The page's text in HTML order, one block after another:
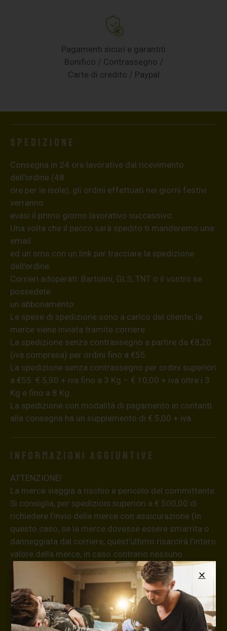
Pagamenti sicuri e garantiti
Bonifico / Contrassegno /
Carte di credito / Paypal
Spedizione
Consegna in 24 ore lavorative dal ricevimento
dell’ordine (48
ore per le isole), gli ordini effettuati nei giorni festivi
verranno
evasi il primo giorno lavorativo successivo.
Una volta che il pacco sarà spedito ti manderemo una
email
ed un sms con un link per tracciare la spedizione
dell’ordine.
Corrieri adoperati: Bartolini, GLS, TNT o il vostro se
possedete
un abbonamento.
Le spese di spedizione sono a carico del cliente; la
merce viene inviata tramite corriere.
La spedizione senza contrassegno a partire da €8,20
(iva compresa) per ordini fino a €55.
La spedizione senza contrassegno per ordini superiori
a €55: € 5,90 + iva fino a 3 Kg – € 10,00 + iva oltre i 3
Kg e fino a 8 Kg.
La spedizione con modalità di pagamento in contanti
alla consegna ha un supplemento di € 5,00 + iva.
Informazioni aggiuntive
ATTENZIONE!
La merce viaggia a rischio e pericolo del committente.
Si consiglia, per spedizioni superiori a € 500,00 di
richiedere l’invio della merce con assicurazione (in
questo caso, se la merce dovesse essere smarrita o
danneggiata dal corriere, quest’ultimo risarcirà l’intero
valore della merce, in caso contrario nessuno
rimborserà il destinatario) con un costo aggiuntivo del
3,5% sul valore totale del carrello, da richiedere prima
di concludere il pagamento al seguente indirizzo:
shop@maxsignorello.it